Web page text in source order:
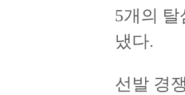
5개의
냈다.
선발 경